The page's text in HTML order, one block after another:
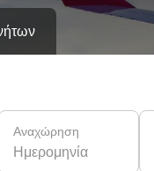
Αναχώρηση
Ημερομηνία